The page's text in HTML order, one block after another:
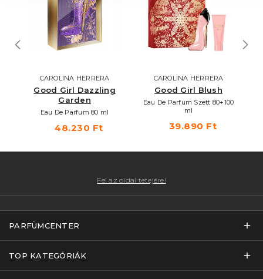
CAROLINA HERRERA
Good Girl Dazzling
Garden
Eau De Parfum 80 ml
48.230 Ft
CAROLINA HERRERA
Good Girl Blush
Eau De Parfum Szett 80+100
ml
39.890 Ft
Fel az oldal tetejére!
PARFÜMCENTER
TOP KATEGÓRIÁK